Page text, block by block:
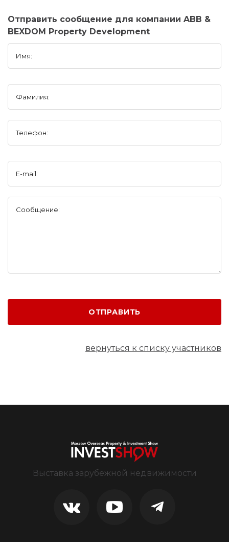
Отправить сообщение для компании ABB &
BEXDOM Property Development
Имя:
Фамилия:
Телефон:
E-mail:
Сообщение:
ОТПРАВИТЬ
вернуться к списку участников
Выставка зарубежной недвижимости